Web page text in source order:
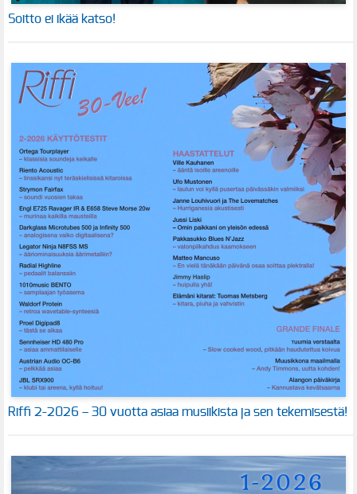
Soitto ei ikää katso!
Riffi 2-2026 – 30 vuotta asiaa musiikista ja sen tekemisestä!